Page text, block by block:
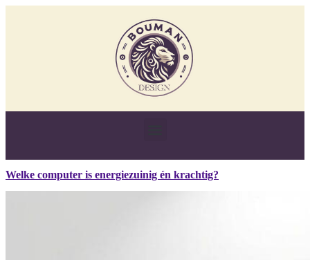
Welke computer is energiezuinig én krachtig?